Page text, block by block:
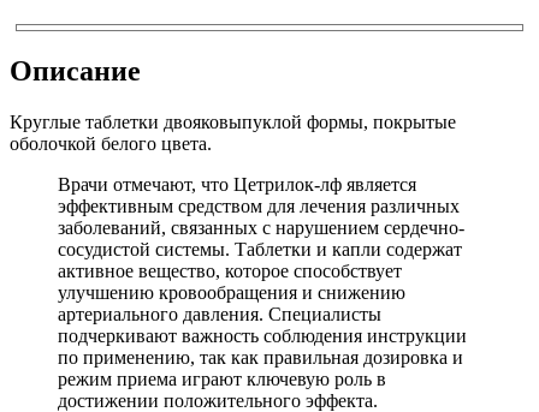
Описание
Круглые таблетки двояковыпуклой формы, покрытые
оболочкой белого цвета.
Врачи отмечают, что Цетрилок-лф является
эффективным средством для лечения различных
заболеваний, связанных с нарушением сердечно-
сосудистой системы. Таблетки и капли содержат
активное вещество, которое способствует
улучшению кровообращения и снижению
артериального давления. Специалисты
подчеркивают важность соблюдения инструкции
по применению, так как правильная дозировка и
режим приема играют ключевую роль в
достижении положительного эффекта.